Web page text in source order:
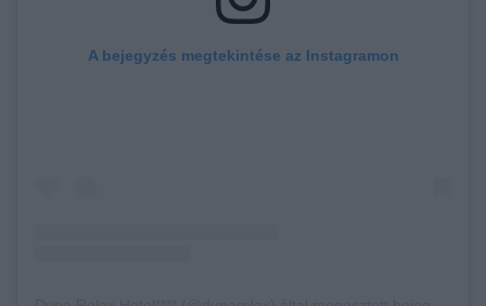
A bejegyzés megtekintése az Instagramon